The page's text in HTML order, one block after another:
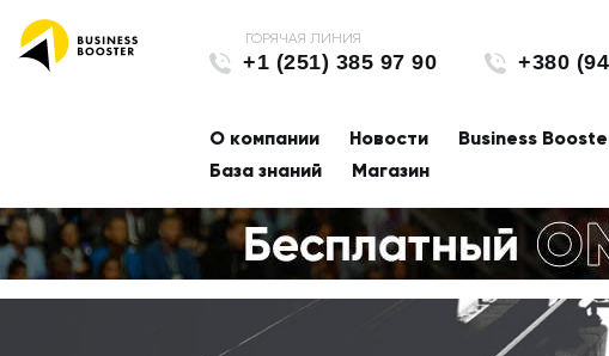
+1 (251) 385 97 90 +380
О компании Новости Business
База знаний
Магазин